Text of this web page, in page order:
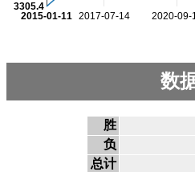
2017-07-14 2020-09-
2015-01-11
3305.4
数
胜
负
总计